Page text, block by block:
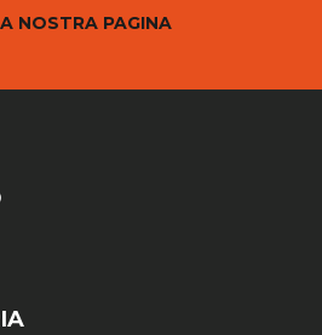
NOSTRA PAGINA